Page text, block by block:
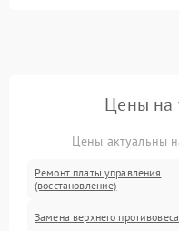
Цены на
Цены актуальны
Ремонт платы управления
(восстановление)
Замена верхнего противовеса